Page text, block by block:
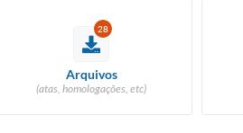
28
Arquivos
(atas, homologações, etc)